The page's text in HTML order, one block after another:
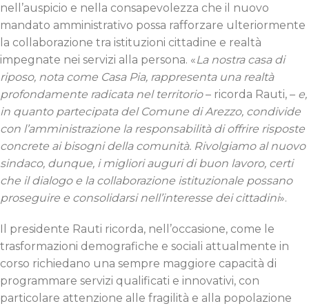
nell’auspicio e nella consapevolezza che il nuovo
mandato amministrativo possa rafforzare ulteriormente
la collaborazione tra istituzioni cittadine e realtà
impegnate nei servizi alla persona. «La nostra casa di
riposo, nota come Casa Pia, rappresenta una realtà
profondamente radicata nel territorio– ricorda Rauti, – e,
in quanto partecipata del Comune di Arezzo, condivide
con l’amministrazione la responsabilità di offrire risposte
concrete ai bisogni della comunità. Rivolgiamo al nuovo
sindaco, dunque, i migliori auguri di buon lavoro, certi
che il dialogo e la collaborazione istituzionale possano
proseguire e consolidarsi nell’interesse dei cittadini».
Il presidente Rauti ricorda, nell’occasione, come le
trasformazioni demografiche e sociali attualmente in
corso richiedano una sempre maggiore capacità di
programmare servizi qualificati e innovativi, con
particolare attenzione alle fragilità e alla popolazione